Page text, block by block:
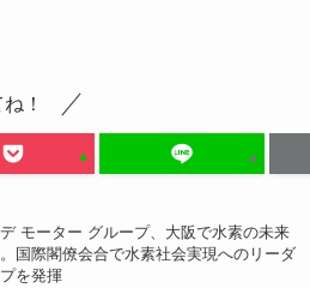
！
モーター グループ、大阪で水素の未来
国際閣僚会合で水素社会実現へのリーダ
を発揮